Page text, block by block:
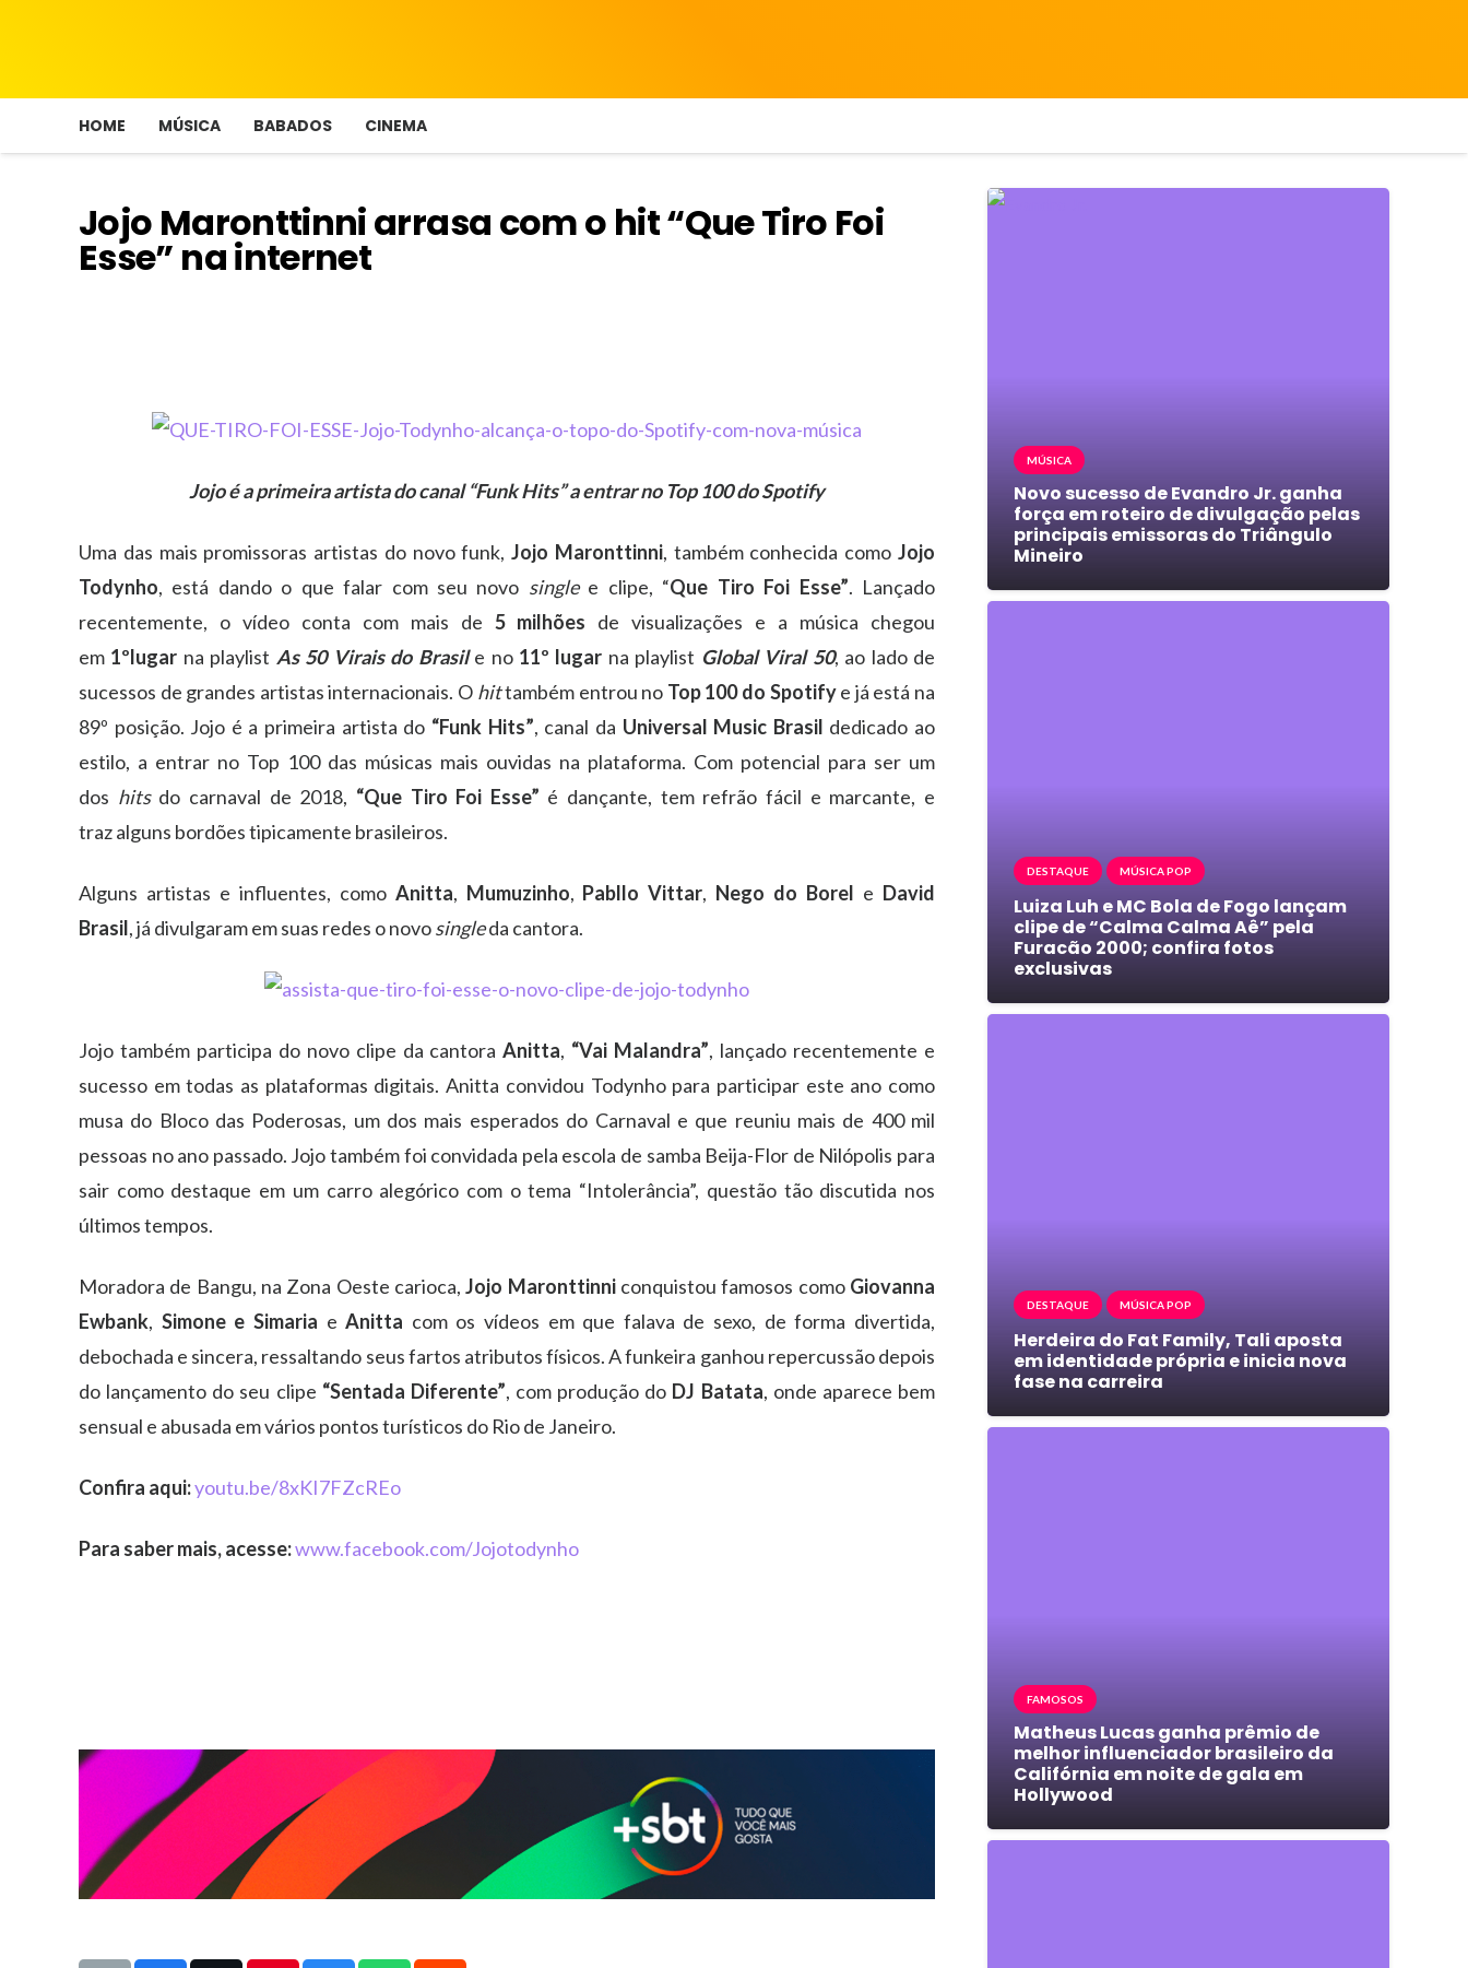
HOME MÚSICA BABADOS CINEMA
Jojo Maronttinni arrasa com o hit “Que Tiro Foi
Esse” na internet
Jojo é a primeira artista do canal “Funk Hits” a entrar no Top 100 do Spotify
Uma das mais promissoras artistas do novo funk,Jojo Maronttinni, também conhecida comoJojo
Todynho, está dando o que falar com seu novo singlee clipe, “Que Tiro Foi Esse”. Lançado
recentemente, o vídeo conta com mais de 5 milhões de visualizações e a música chegou
em 1ºlugar na playlist As 50 Virais do Brasile no 11º lugar na playlist Global Viral 50, ao lado de
sucessos de grandes artistas internacionais. Ohittambém entrou no Top 100do Spotifye já está na
89º posição. Jojo é a primeira artista do “Funk Hits”, canal da Universal Music Brasil dedicado ao
estilo, a entrar no Top 100 das músicas mais ouvidas na plataforma. Com potencial para ser um
dos hitsdo carnaval de 2018, “Que Tiro Foi Esse” é dançante, tem refrão fácil e marcante, e
traz alguns bordões tipicamente brasileiros.
Alguns artistas e influentes, como Anitta, Mumuzinho, Pabllo Vittar, Nego do Borel e David
Brasil, já divulgaram em suas redes o novosingleda cantora.
Jojo também participa do novo clipe da cantoraAnitta, “Vai Malandra”, lançado recentemente e
sucesso em todas as plataformas digitais. Anitta convidou Todynho para participar este ano como
musa do Bloco das Poderosas, um dos mais esperados do Carnaval e que reuniu mais de 400 mil
pessoas no ano passado. Jojo também foi convidada pela escola de samba Beija-Flor de Nilópolis para
sair como destaque em um carro alegórico com o tema “Intolerância”, questão tão discutida nos
últimos tempos.
Moradora de Bangu, na Zona Oeste carioca,Jojo Maronttinniconquistou famosos como Giovanna
Ewbank, Simone e Simaria eAnitta com os vídeos em que falava de sexo, de forma divertida,
debochada e sincera, ressaltando seus fartos atributos físicos. A funkeira ganhou repercussão depois
do lançamento do seu clipe “Sentada Diferente”, com produção do DJ Batata, onde aparece bem
sensual e abusada em vários pontos turísticos do Rio de Janeiro.
Confira aqui:youtu.be/8xKI7FZcREo
Para saber mais, acesse:www.facebook.com/Jojotodynho
MÚSICA
Novo sucesso de Evandro Jr. ganha
força em roteiro de divulgação pelas
principais emissoras do Triângulo
Mineiro
DESTAQUE MÚSICA POP
Luiza Luh e MC Bola de Fogo lançam
clipe de “Calma Calma Aê” pela
Furacão 2000; confira fotos
exclusivas
DESTAQUE MÚSICA POP
Herdeira do Fat Family, Tali aposta
em identidade própria e inicia nova
fase na carreira
FAMOSOS
Matheus Lucas ganha prêmio de
melhor influenciador brasileiro da
Califórnia em noite de gala em
Hollywood